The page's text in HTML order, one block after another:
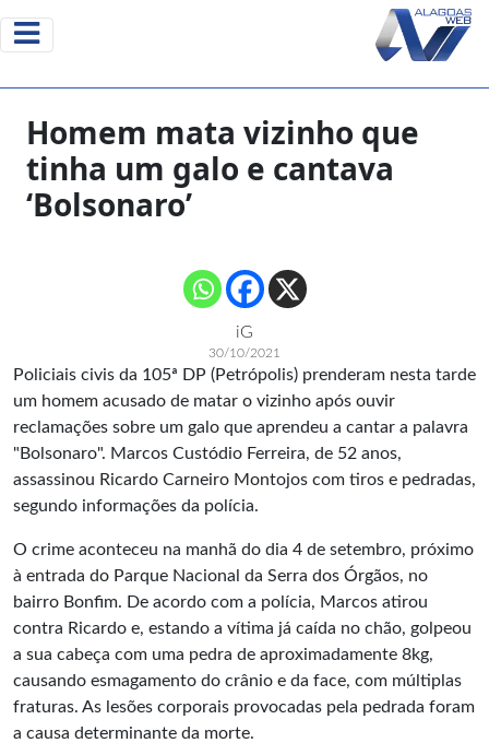
Homem mata vizinho que
tinha um galo e cantava
‘Bolsonaro’
iG
30/10/2021
Policiais civis da 105ª DP (Petrópolis) prenderam nesta tarde
um homem acusado de matar o vizinho após ouvir
reclamações sobre um galo que aprendeu a cantar a palavra
"Bolsonaro". Marcos Custódio Ferreira, de 52 anos,
assassinou Ricardo Carneiro Montojos com tiros e pedradas,
segundo informações da polícia.
O crime aconteceu na manhã do dia 4 de setembro, próximo
à entrada do Parque Nacional da Serra dos Órgãos, no
bairro Bonfim. De acordo com a polícia, Marcos atirou
contra Ricardo e, estando a vítima já caída no chão, golpeou
a sua cabeça com uma pedra de aproximadamente 8kg,
causando esmagamento do crânio e da face, com múltiplas
fraturas. As lesões corporais provocadas pela pedrada foram
a causa determinante da morte.